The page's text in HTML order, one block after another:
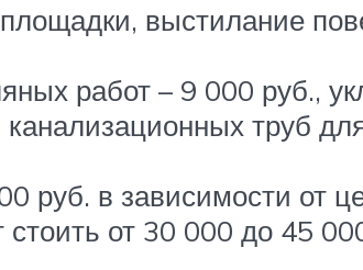
выстилание
работ – 9 000 руб.,
труб
в зависимости от
от 30 000 до 45